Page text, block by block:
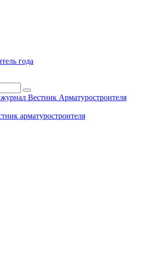
года
Вестник Арматуростроителя
арматуростроителя